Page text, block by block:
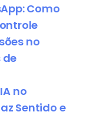
Como
no
de
no
Sentido e